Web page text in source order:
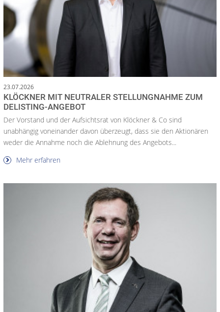
23.07.2026
KLÖCKNER MIT NEUTRALER STELLUNGNAHME ZUM
DELISTING-ANGEBOT
Der Vorstand und der Aufsichtsrat von Klöckner & Co sind
unabhängig voneinander davon überzeugt, dass sie den Aktionären
weder die Annahme noch die Ablehnung des Angebots...
Mehr erfahren